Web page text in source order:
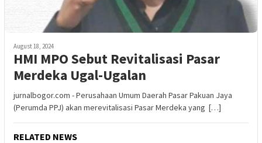
August 18, 2024
HMI MPO Sebut Revitalisasi Pasar
Merdeka Ugal-Ugalan
jurnalbogor.com - Perusahaan Umum Daerah Pasar Pakuan Jaya
(Perumda PPJ) akan merevitalisasi Pasar Merdeka yang […]
RELATED NEWS